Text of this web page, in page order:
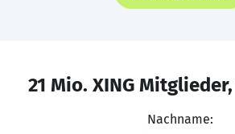
21 Mio. XING
Nachname: